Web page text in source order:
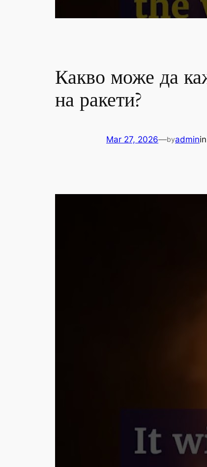
Какво може да
на ракети?
Mar 27, 2026—byadminin